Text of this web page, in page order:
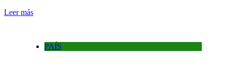
Leer más
PAÍS